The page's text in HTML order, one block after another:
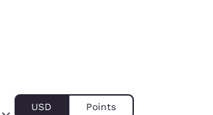
USD Points